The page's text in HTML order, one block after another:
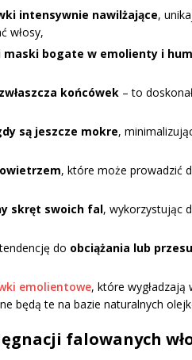
intensywnie nawilżające,
włosy,
maski bogate w emolienty i
końcówek – to
są jeszcze mokre,
, które może prowadzić
skręt swoich fal, wykorzystując
do obciążania lub
emolientowe, które wygładzają
będą te na bazie naturalnych
falowanych